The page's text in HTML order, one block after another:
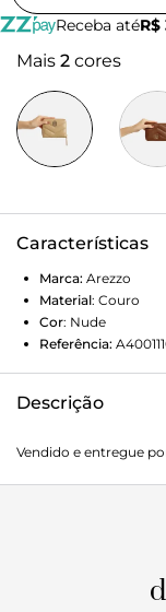
Receba atéR$
Mais 2 cores
Características
Marca: Arezzo
Material: Couro
Cor: Nude
Referência:
Descrição
formato quadrado
capas. Parte
detalhe em metal
Vendido e entregue